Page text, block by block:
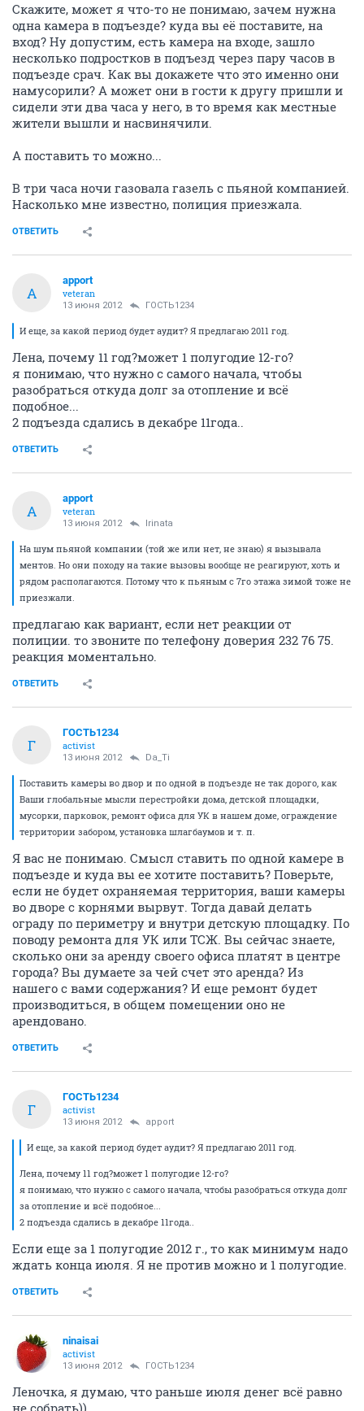
Скажите, может я что-то не понимаю, зачем нужна
одна камера в подъезде? куда вы её поставите, на
вход? Ну допустим, есть камера на входе, зашло
несколько подростков в подъезд через пару часов в
подъезде срач. Как вы докажете что это именно они
намусорили? А может они в гости к другу пришли и
сидели эти два часа у него, в то время как местные
жители вышли и насвинячили.
А поставить то можно...
В три часа ночи газовала газель с пьяной компанией.
Насколько мне известно, полиция приезжала.
ОТВЕТИТЬ
A
apport
veteran
13 июня 2012 ГОСТЬ1234
И еще, за какой период будет аудит? Я предлагаю 2011 год.
Лена, почему 11 год?может 1 полугодие 12-го?
я понимаю, что нужно с самого начала, чтобы
разобраться откуда долг за отопление и всё
подобное...
2 подъезда сдались в декабре 11года..
ОТВЕТИТЬ
A
apport
veteran
13 июня 2012 Irinata
На шум пьяной компании (той же или нет, не знаю) я вызывала
ментов. Но они походу на такие вызовы вообще не реагируют, хоть и
рядом располагаются. Потому что к пьяным с 7го этажа зимой тоже не
приезжали.
предлагаю как вариант, если нет реакции от
полиции. то звоните по телефону доверия 232 76 75.
реакция моментально.
ОТВЕТИТЬ
Г
ГОСТЬ1234
activist
13 июня 2012 Da_Ti
Поставить камеры во двор и по одной в подъезде не так дорого, как
Ваши глобальные мысли перестройки дома, детской площадки,
мусорки, парковок, ремонт офиса для УК в нашем доме, ограждение
территории забором, установка шлагбаумов и т. п.
Я вас не понимаю. Смысл ставить по одной камере в
подъезде и куда вы ее хотите поставить? Поверьте,
если не будет охраняемая территория, ваши камеры
во дворе с корнями вырвут. Тогда давай делать
ограду по периметру и внутри детскую площадку. По
поводу ремонта для УК или ТСЖ. Вы сейчас знаете,
сколько они за аренду своего офиса платят в центре
города? Вы думаете за чей счет это аренда? Из
нашего с вами содержания? И еще ремонт будет
производиться, в общем помещении оно не
арендовано.
ОТВЕТИТЬ
Г
ГОСТЬ1234
activist
13 июня 2012 apport
И еще, за какой период будет аудит? Я предлагаю 2011 год.
Лена, почему 11 год?может 1 полугодие 12-го?
я понимаю, что нужно с самого начала, чтобы разобраться откуда долг
за отопление и всё подобное...
2 подъезда сдались в декабре 11года..
Если еще за 1 полугодие 2012 г., то как минимум надо
ждать конца июля. Я не против можно и 1 полугодие.
ОТВЕТИТЬ
ninaisai
activist
13 июня 2012 ГОСТЬ1234
Леночка, я думаю, что раньше июля денег всё равно
не собрать))